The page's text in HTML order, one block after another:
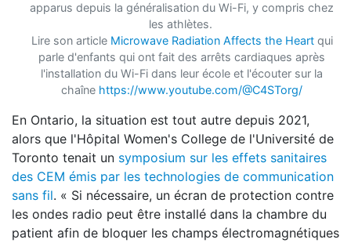
apparus depuis la généralisation du Wi-Fi, y compris chez
les athlètes.
Lire son article Microwave Radiation Affects the Heartqui
parle d'enfants qui ont fait des arrêts cardiaques après
l'installation du Wi-Fi dans leur école et l'écouter sur la
chaîne https://www.youtube.com/@C4STorg/
En Ontario, la situation est tout autre depuis 2021,
alors que l'Hôpital Women's College de l'Université de
Toronto tenait un symposium sur les effets sanitaires
des CEM émis par les technologies de communication
sans fil. « Si nécessaire, un écran de protection contre
les ondes radio peut être installé dans la chambre du
patient afin de bloquer les champs électromagnétiques